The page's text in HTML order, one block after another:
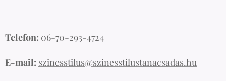
Telefon: 06-70-293-4724
E-mail: szinesstilus@szinesstilustanacsadas.hu